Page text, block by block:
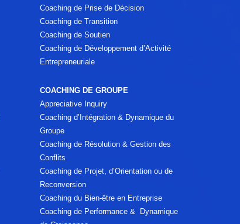
Coaching de Prise de Décision
Coaching de Transition
Coaching de Soutien
Coaching de Développement d’Activité
Entrepreneuriale
COACHING DE GROUPE
Appreciative Inquiry
Coaching d’Intégration & Dynamique du
Groupe
Coaching de Résolution & Gestion des
Conflits
Coaching de Projet, d’Orientation ou de
Reconversion
Coaching du Bien-être en Entreprise
Coaching de Performance & Dynamique